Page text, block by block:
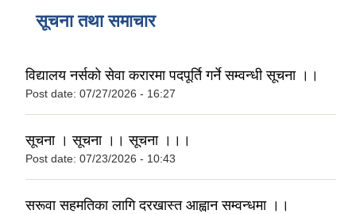
सूचना तथा समाचार
विद्यालय नर्सको सेवा करारमा पदपूर्ति गर्ने सम्वन्धी सूचना ।।
Post date: 07/27/2026 - 16:27
सूचना । सूचना ।। सूचना ।।।
Post date: 07/23/2026 - 10:43
सरूवा सहमतिका लागि दरखास्त आह्वान सम्वन्धमा ।।